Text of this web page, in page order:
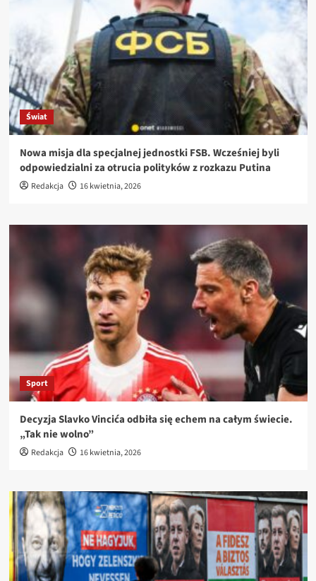
Świat
Nowa misja dla specjalnej jednostki FSB. Wcześniej byli
odpowiedzialni za otrucia polityków z rozkazu Putina
Redakcja 16 kwietnia, 2026
Sport
Decyzja Slavko Vincića odbiła się echem na całym świecie.
„Tak nie wolno”
Redakcja 16 kwietnia, 2026